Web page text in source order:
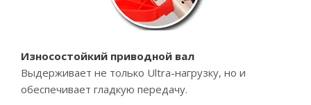
Износостойкий приводной вал
Выдерживает не только Ultra-нагрузку, но и
обеспечивает гладкую передачу.